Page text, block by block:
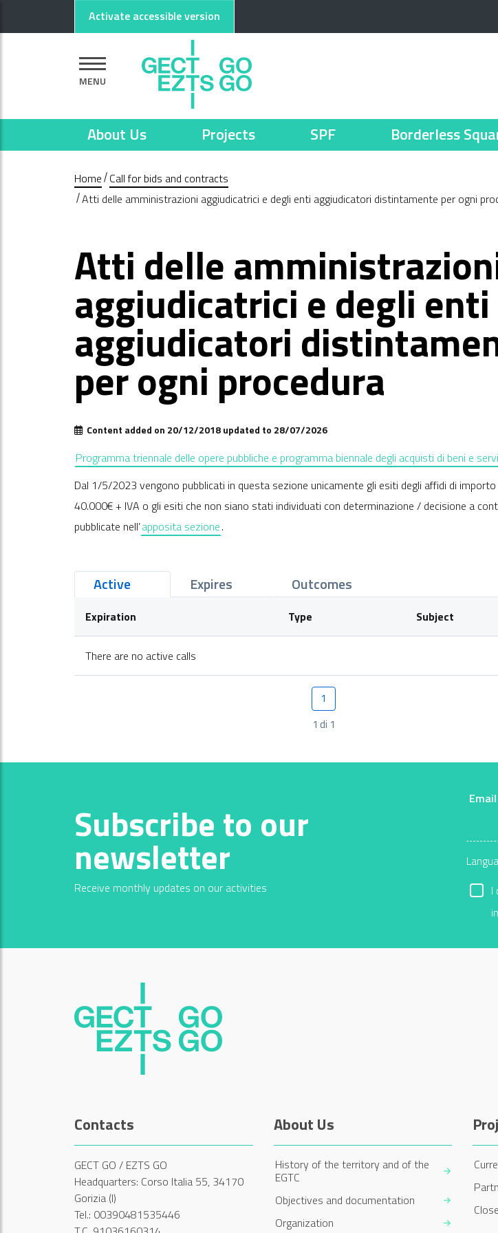
Activate accessible version
MENU
About Us Projects SPF Borderless
Home Call for bids and contracts
Atti delle amministrazioni aggiudicatrici e degli enti aggiudicatori distintamente per ogni
Atti delle
aggiudicatrici e degli enti
aggiudicatori
per ogni procedura
Content added on 20/12/2018 updated to 28/07/2026
Programma triennale delle opere pubbliche e programma biennale degli acquisti di beni e
Dal 1/5/2023 vengono pubblicati in questa sezione unicamente gli esiti degli affidi di
40.000€ + IVA o gli esiti che non siano stati individuati con determinazione / decisione a
pubblicate nell’apposita sezione.
Active Expires Outcomes
Expiration Type Subject
There are no active calls
1
Pagina
1 di 1
Subscribe to our
newsletter
Receive monthly updates on our activities
Email
I
Contacts
GECT GO / EZTS GO
Headquarters: Corso Italia 55, 34170
Gorizia (I)
Tel.: 00390481535446
About Us
History of the territory and of the
EGTC
Objectives and documentation
Organization